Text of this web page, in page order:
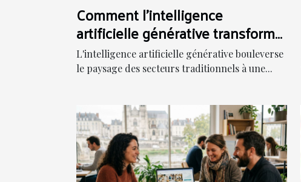
Comment l'intelligence
artificielle générative transforme-
t-elle les secteurs traditionnels ?
L'intelligence artificielle générative bouleverse
le paysage des secteurs traditionnels à une...